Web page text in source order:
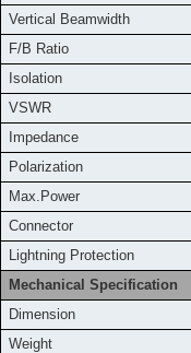
Vertical Beamwidth
F/B Ratio
Isolation
VSWR
Impedance
Polarization
Max.Power
Connector
Lightning Protection
Mechanical Specification
Dimension
Weight